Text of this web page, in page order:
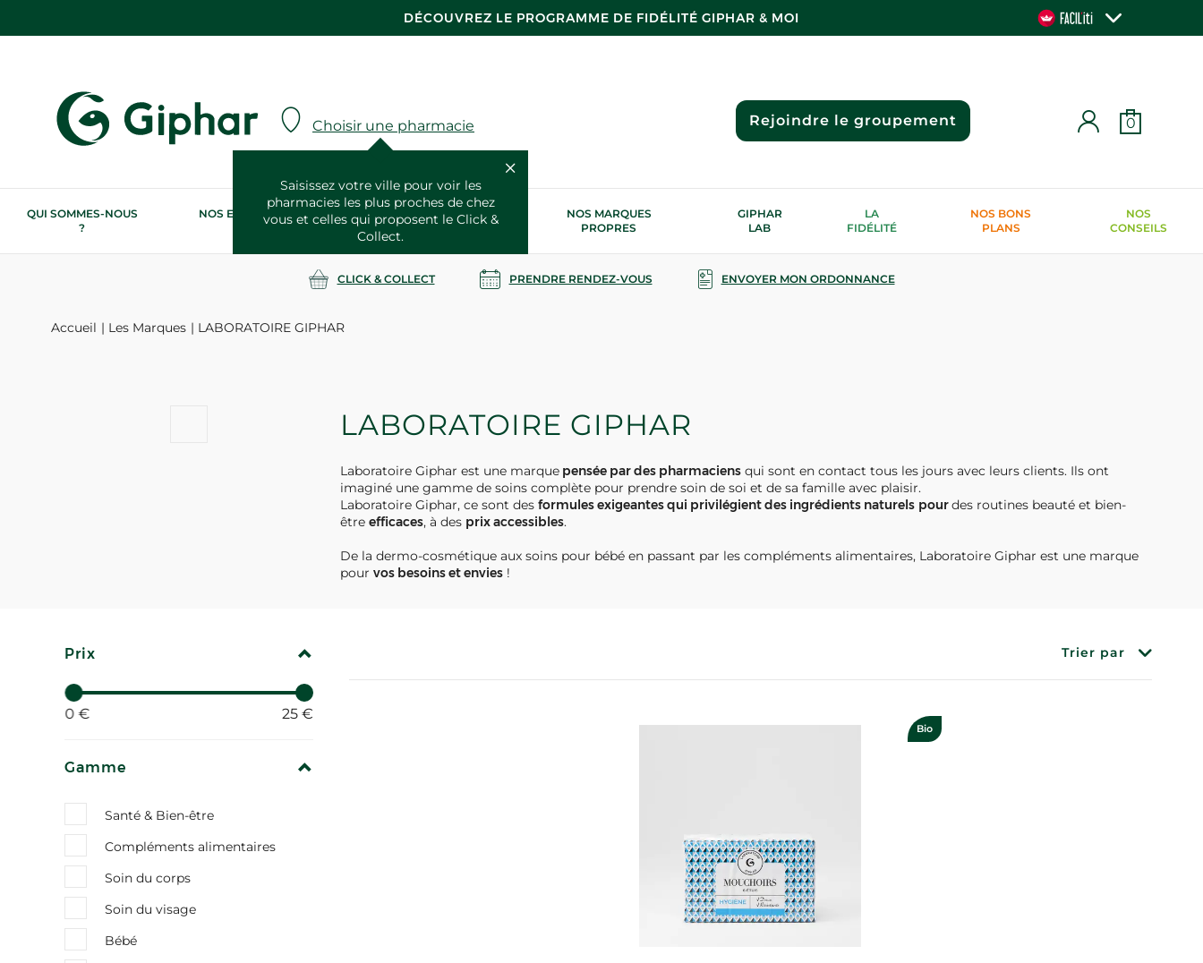
DÉCOUVREZ LE PROGRAMME DE FIDÉLITÉ GIPHAR & MOI
Choisir une pharmacie
Saisissez votre ville pour voir les
pharmacies les plus proches de chez
vous et celles qui proposent le Click &
Collect.
Rejoindre le groupement 0
QUI SOMMES-NOUS
?
NOS ENGAGEMENTS
RSE
NOS SERVICES
SANTÉ
NOS MARQUES
PROPRES
GIPHAR
LAB
LA
FIDÉLITÉ
NOS BONS
PLANS
NOS
CONSEILS
CLICK & COLLECT PRENDRE RENDEZ-VOUS ENVOYER MON ORDONNANCE
Accueil Les Marques LABORATOIRE GIPHAR
LABORATOIRE GIPHAR
Laboratoire Giphar est une marquepensée par des pharmaciensqui sont en contact tous les jours avec leurs clients. Ils ont
imaginé une gamme de soins complète pour prendre soin de soi et de sa famille avec plaisir.
Laboratoire Giphar, ce sont des formules exigeantes qui privilégient des ingrédients naturels pourdes routines beauté et bien-
être efficaces, à des prix accessibles.
De la dermo-cosmétique aux soins pour bébé en passant par les compléments alimentaires, Laboratoire Giphar est une marque
pour vos besoins et envies!
Prix REPLIER
0 € 25 €
Gamme REPLIER
Santé & Bien-être
Compléments alimentaires
Soin du corps
Soin du visage
Bébé
Trier par
Bio